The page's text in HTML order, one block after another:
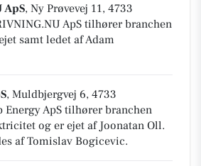
ApS, Ny Prøvevej 11, 4733
ApS tilhører branchen
samt ledet af Adam
, Muldbjergvej 6, 4733
Energy ApS tilhører branchen
og er ejet af Joonatan Oll.
af Tomislav Bogicevic.